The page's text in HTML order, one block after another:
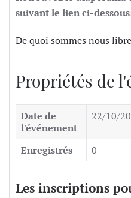
suivant le lien ci-
De quoi sommes nous
Propriétés de
Date de
l'événement
22/10/
Enregistrés 0
Les inscriptions